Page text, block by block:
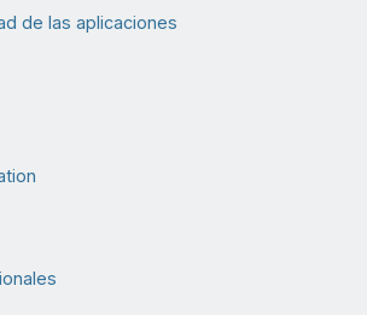
de las aplicaciones